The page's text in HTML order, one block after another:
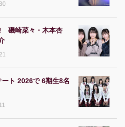
磯崎菜々・木本杏
ト 2026で 6期生8名